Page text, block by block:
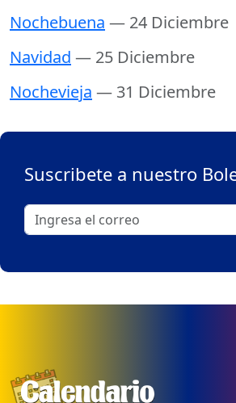
Nochebuena — 24 Diciembre
Navidad — 25 Diciembre
Nochevieja — 31 Diciembre
Suscribete a nuestro